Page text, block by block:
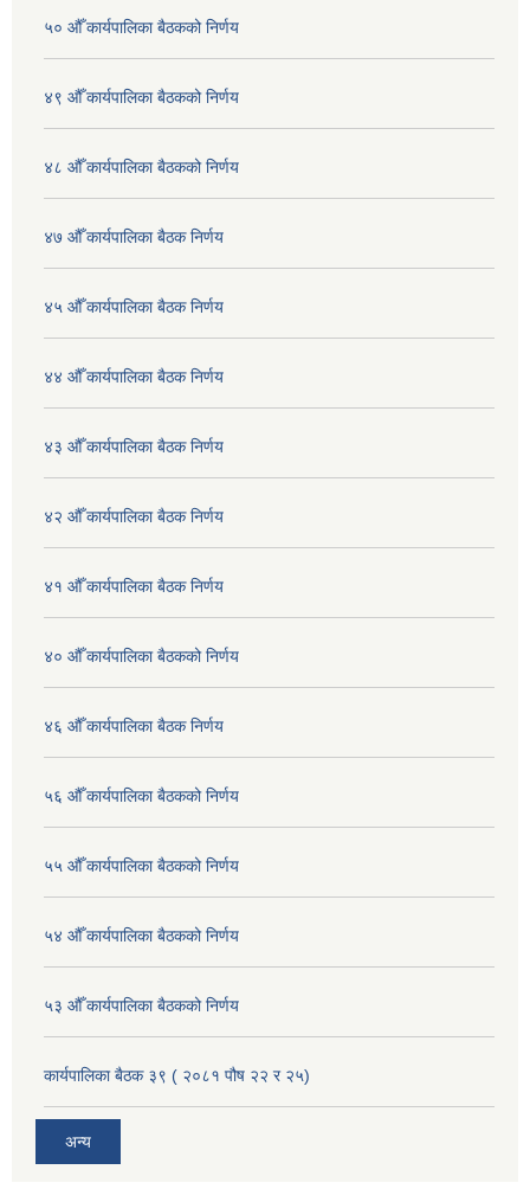
५० औँ कार्यपालिका बैठकको निर्णय
४९ औँ कार्यपालिका बैठकको निर्णय
४८ औँ कार्यपालिका बैठकको निर्णय
४७ औँ कार्यपालिका बैठक निर्णय
४५ औँ कार्यपालिका बैठक निर्णय
४४ औँ कार्यपालिका बैठक निर्णय
४३ औँ कार्यपालिका बैठक निर्णय
४२ औँ कार्यपालिका बैठक निर्णय
४१ औँ कार्यपालिका बैठक निर्णय
४० औँ कार्यपालिका बैठकको निर्णय
४६ औँ कार्यपालिका बैठक निर्णय
५६ औँ कार्यपालिका बैठकको निर्णय
५५ औँ कार्यपालिका बैठकको निर्णय
५४ औँ कार्यपालिका बैठकको निर्णय
५३ औँ कार्यपालिका बैठकको निर्णय
कार्यपालिका बैठक ३९ ( २०८१ पौष २२ र २५)
अन्य